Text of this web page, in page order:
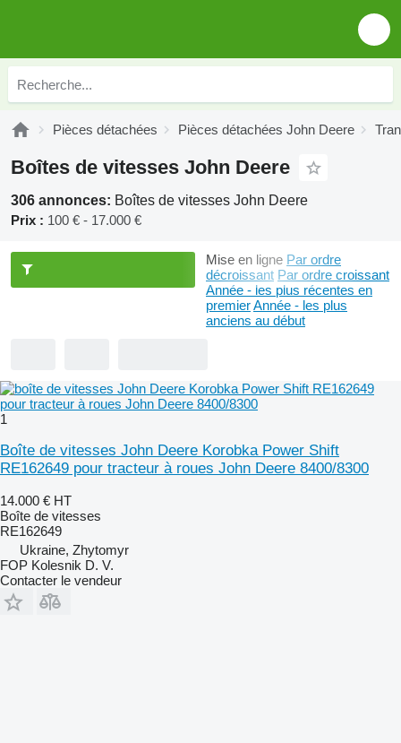
Pièces détachées Pièces détachées John Deere
Boîtes de vitesses John Deere
306 annonces: Boîtes de vitesses John Deere
Prix : 100 € - 17.000 €
Mise en ligne Par ordre
décroissant Par ordre croissant
Année - les plus récentes en
premierAnnée - les plus
anciens au début
1
Boîte de vitesses John Deere Korobka Power Shift
RE162649 pour tracteur à roues John Deere 8400/8300
14.000 € HT
Boîte de vitesses
RE162649
Ukraine, Zhytomyr
FOP Kolesnik D. V.
Contacter le vendeur